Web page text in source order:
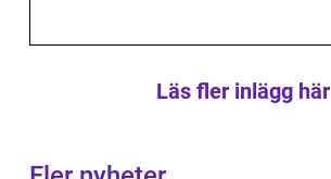
Läs fler inlägg här